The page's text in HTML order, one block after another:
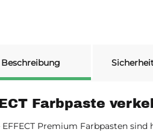
Beschreibung
Farbpaste
EFFECT Premium Farbpasten